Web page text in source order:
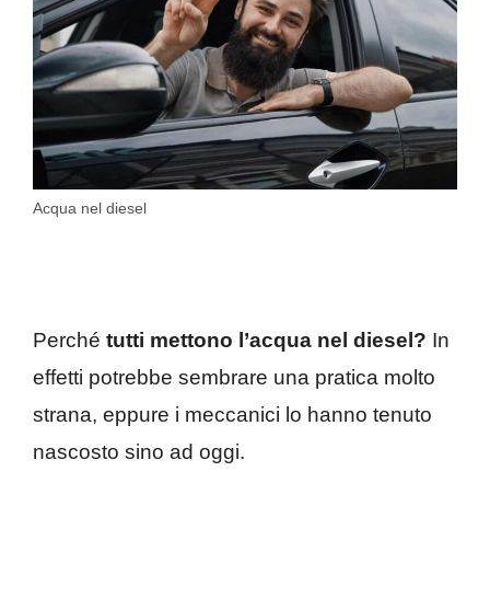
Acqua nel diesel
Perché tutti mettono l’acqua nel diesel? In
effetti potrebbe sembrare una pratica molto
strana, eppure i meccanici lo hanno tenuto
nascosto sino ad oggi.